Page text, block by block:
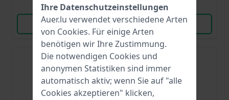
Vergleichen
Produkt ansehen
Vergleichen
Produkt ansehen
Ihre Datenschutzeinstellungen
Auer.lu verwendet verschiedene Arten
von Cookies. Für einige Arten
benötigen wir Ihre Zustimmung.
Die notwendigen Cookies und
anonymen Statistiken sind immer
automatisch aktiv; wenn Sie auf "alle
Cookies akzeptieren" klicken,